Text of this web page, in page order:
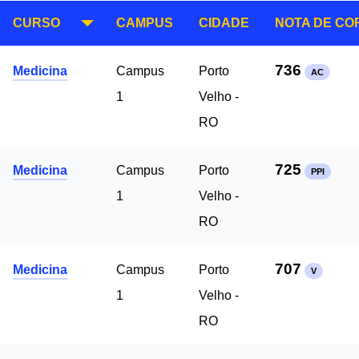
CURSO CAMPUS CIDADE NOTA DE
Medicina
Campus
1
Porto
Velho -
RO
736 AC
Medicina
Campus
1
Porto
Velho -
RO
725 PPI
Medicina
Campus
1
Porto
Velho -
RO
707 V